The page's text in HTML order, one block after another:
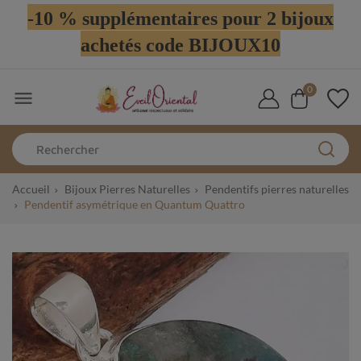
-10 % supplémentaires pour 2 bijoux
achetés code BIJOUX10
 0
Accueil Bijoux Pierres Naturelles
Pendentifs pierres naturelles
Pendentif asymétrique en Quantum Quattro